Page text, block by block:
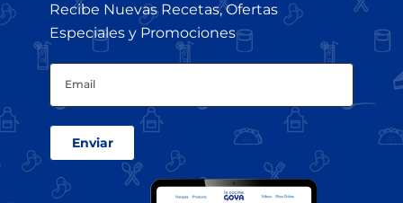
Recibe Nuevas Recetas, Ofertas
Especiales y Promociones